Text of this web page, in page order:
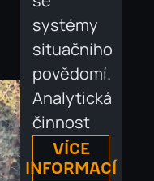
systémy
situačního
povědomí.
Analytická
činnost
VÍCE
INFORMACÍ